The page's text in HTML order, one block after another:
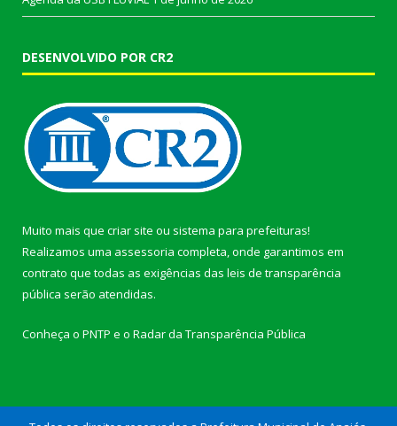
DESENVOLVIDO POR CR2
Muito mais que criar site ou sistema para prefeituras!
Realizamos uma assessoria completa, onde garantimos em
contrato que todas as exigências das leis de transparência
pública serão atendidas.
Conheça o PNTP e o Radar da Transparência Pública